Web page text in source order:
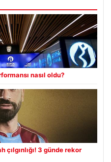
nasıl oldu?
çılgınlığı! 3 günde rekor